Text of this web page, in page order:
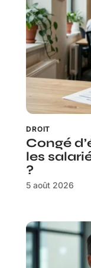
DROIT
Congé
les
?
5 août 2026